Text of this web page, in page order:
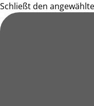
Schließt den